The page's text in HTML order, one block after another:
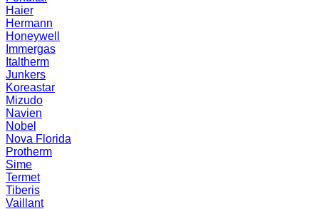
Haier
Hermann
Honeywell
Immergas
Italtherm
Junkers
Koreastar
Mizudо
Navien
Nobel
Nova Florida
Protherm
Sime
Termet
Tiberis
Vaillant